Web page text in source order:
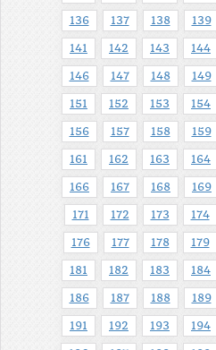
136 137 138 139
141 142 143 144
146 147 148 149
151 152 153 154
156 157 158 159
161 162 163 164
166 167 168 169
171 172 173 174
176 177 178 179
181 182 183 184
186 187 188 189
191 192 193 194